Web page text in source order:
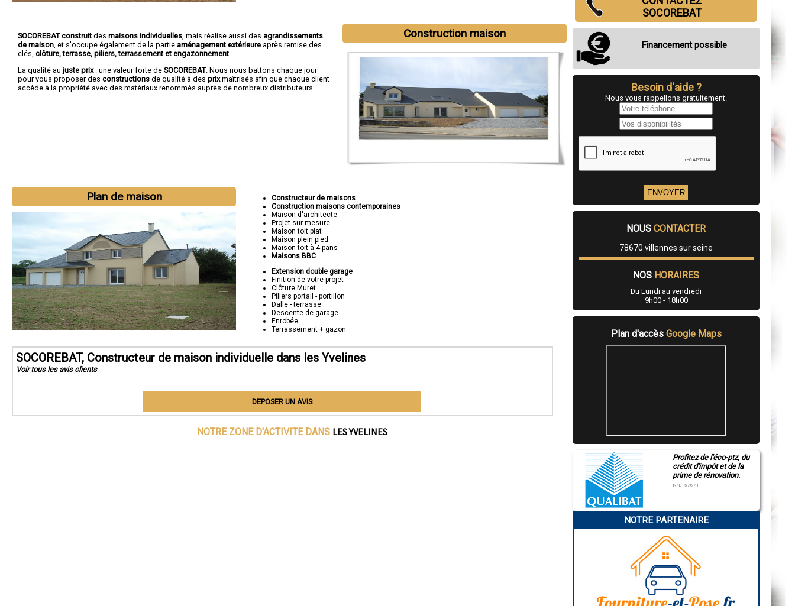
Construction maison
SOCOREBAT construit des maisons individuelles , mais réalise aussi des agrandissements
de maison , et s'occupe également de la partie aménagement extérieure après remise des
clés, clôture, terrasse, piliers, terrassement et engazonnement
La qualité au juste prix: une valeur forte de SOCOREBAT. Nous nous battons chaque jour
pour vous proposer des constructions de qualité à des prixmaîtrisés afin que chaque client
accède à la propriété avec des matériaux renommés auprès de nombreux distributeurs.
Plan de maison
Constructeur de maisons
Construction maisons contemporaines
Maison d'architecte
Projet sur-mesure
Maison toit plat
Maison plein pied
Maison toit à 4 pans
Maisons BBC
Extension double garage
Finition de votre projet
Clôture Muret
Piliers portail - portillon
Dalle - terrasse
Descente de garage
Enrobée
Terrassement + gazon
SOCOREBAT, Constructeur de maison individuelle dans les Yvelines
Voir tous les avis clients
DEPOSER UN AVIS
NOTRE ZONE D'ACTIVITE DANS LES YVELINES
SOCOREBAT
Financement possible
Besoin d'aide ?
Nous vous rappellons gratuitement.
NOUS CONTACTER
78670 villennes sur seine
NOS HORAIRES
Du Lundi au vendredi
9h00 - 18h00
Plan d'accès Google Maps
Profitez de l'éco-ptz, du
crédit d'impôt et de la
prime de rénovation.
N°E157671
NOTRE PARTENAIRE